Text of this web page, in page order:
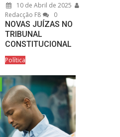
10 de Abril de 2025
Redacção F8
0
NOVAS JUÍZAS NO
TRIBUNAL
CONSTITUCIONAL
Política